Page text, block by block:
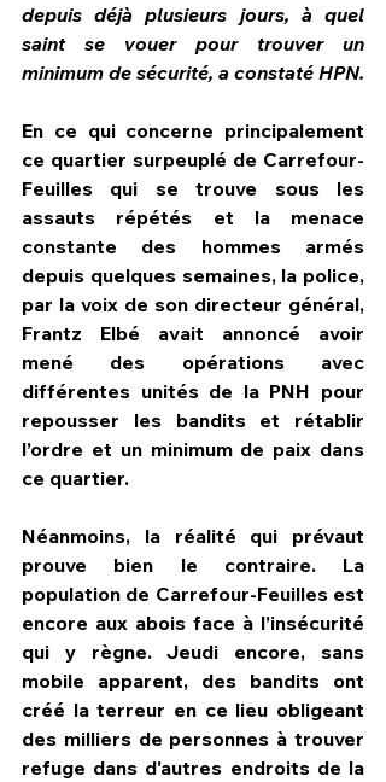
depuis déjà plusieurs jours, à quel
saint se vouer pour trouver un
minimum de sécurité, a constaté HPN.
En ce qui concerne principalement
ce quartier surpeuplé de Carrefour-
Feuilles qui se trouve sous les
assauts répétés et la menace
constante des hommes armés
depuis quelques semaines, la police,
par la voix de son directeur général,
Frantz Elbé avait annoncé avoir
mené des opérations avec
différentes unités de la PNH pour
repousser les bandits et rétablir
l’ordre et un minimum de paix dans
ce quartier.
Néanmoins, la réalité qui prévaut
prouve bien le contraire. La
population de Carrefour-Feuilles est
encore aux abois face à l’insécurité
qui y règne. Jeudi encore, sans
mobile apparent, des bandits ont
créé la terreur en ce lieu obligeant
des milliers de personnes à trouver
refuge dans d'autres endroits de la